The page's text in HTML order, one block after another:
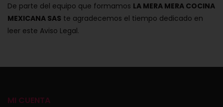
De parte del equipo que formamos LA MERA MERA COCINA
MEXICANA SAS te agradecemos el tiempo dedicado en
leer este Aviso Legal.
MI CUENTA